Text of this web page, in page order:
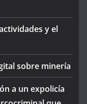
y el
sobre minería
a un expolicía